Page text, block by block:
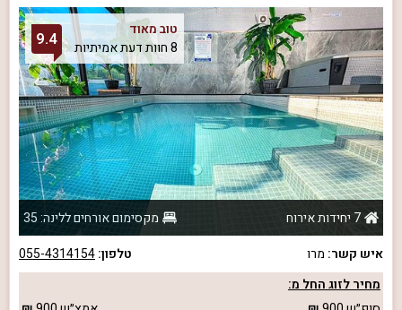
טוב מאוד
8 חוות דעת אמיתיות
9.4
7 יחידות אירוח
מקסימום אורחים ללינה: 35
איש קשר: מרו טלפון:055-4314154
מחיר לזוג החל מ: